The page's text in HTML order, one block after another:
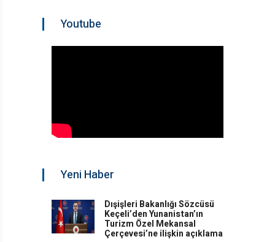
Youtube
Yeni Haber
Dışişleri Bakanlığı Sözcüsü
Keçeli’den Yunanistan’ın
Turizm Özel Mekansal
Çerçevesi’ne ilişkin açıklama